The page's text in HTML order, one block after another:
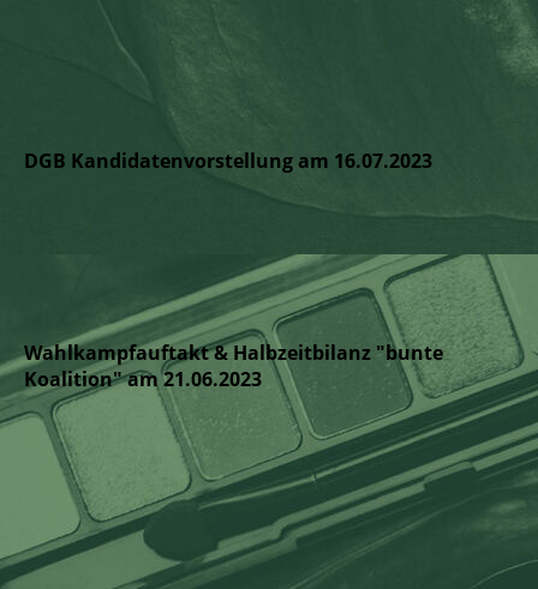
DGB Kandidatenvorstellung am 16.07.2023
Wahlkampfauftakt & Halbzeitbilanz "bunte
Koalition" am 21.06.2023